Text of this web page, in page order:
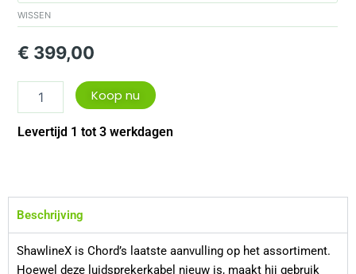
WISSEN
€ 399,00
aantal
Koop nu
Levertijd 1 tot 3 werkdagen
Beschrijving
ShawlineX is Chord’s laatste aanvulling op het assortiment.
Hoewel deze luidsprekerkabel nieuw is, maakt hij gebruik